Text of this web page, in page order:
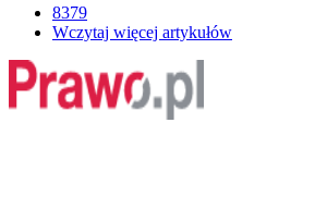
8379
Wczytaj więcej artykułów